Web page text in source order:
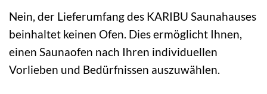
Nein, der Lieferumfang des KARIBU Saunahauses
beinhaltet keinen Ofen. Dies ermöglicht Ihnen,
einen Saunaofen nach Ihren individuellen
Vorlieben und Bedürfnissen auszuwählen.